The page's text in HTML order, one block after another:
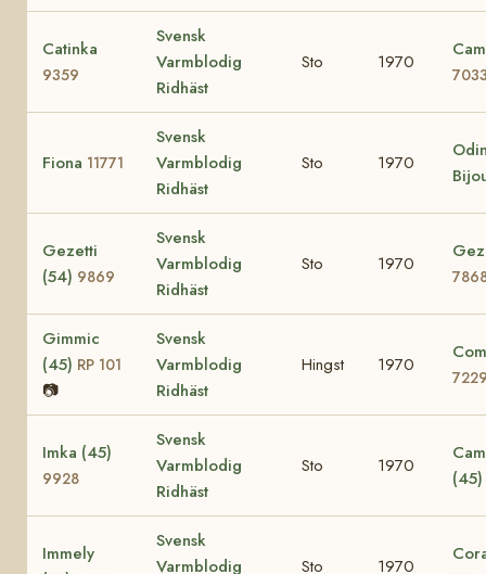
Catinka
9359
Svensk
Varmblodig
Ridhäst
Sto 1970
Fiona 11771
Svensk
Varmblodig
Ridhäst
Sto 1970
Gezetti
(54) 9869
Svensk
Varmblodig
Ridhäst
Sto 1970
Gimmic
(45) RP 101
📷
Svensk
Varmblodig
Ridhäst
Hingst 1970
Imka (45)
9928
Svensk
Varmblodig
Ridhäst
Sto 1970
(45)
Immely
Svensk
Varmblodig
Sto 1970